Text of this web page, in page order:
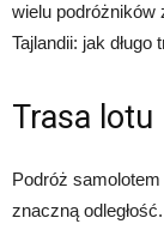
wielu podróżników
Tajlandii: jak
Trasa lotu
Podróż samolotem
znaczną